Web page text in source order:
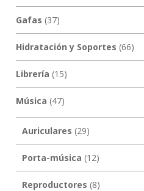
Gafas (37)
Hidratación y Soportes (66)
Librería (15)
Música (47)
Auriculares (29)
Porta-música (12)
Reproductores (8)